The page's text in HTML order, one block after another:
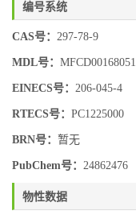
编号系统
CAS号： 297-78-9
MDL号： MFCD00168051
EINECS号： 206-045-4
RTECS号： PC1225000
BRN号： 暂无
PubChem号： 24862476
物性数据